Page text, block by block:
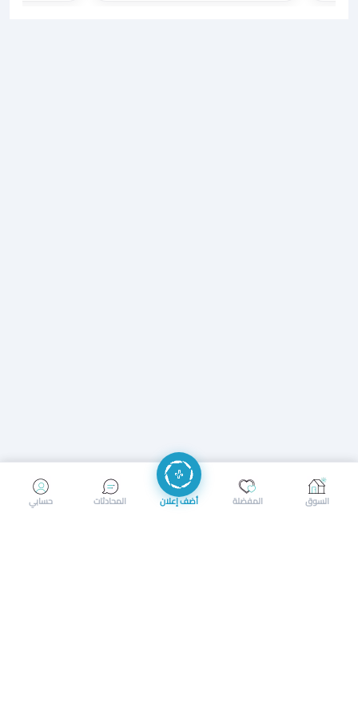
إرسال رسالة إجراء مكالمة
حسابي المحادثات أضف إعلان المفضلة السوق